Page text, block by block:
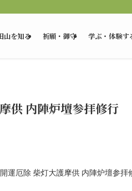
山を知る 祈願・御守 学ぶ・体験す
供 内陣炉壇参拝修行
運厄除 柴灯大護摩供 内陣炉壇参拝